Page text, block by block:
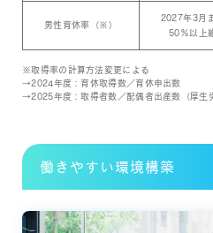
男性育休率（※）
2027年3月
50%以上
※取得率の計算方法変更による
→2024年度：育休取得数／育休申出数
→2025年度：取得者数／配偶者出産数（厚生
働きやすい環境構築